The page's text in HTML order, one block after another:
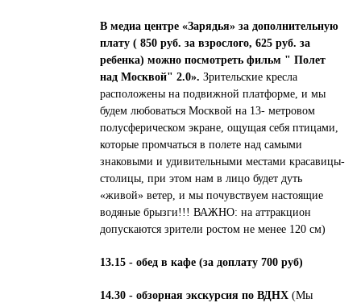
В медиа центре «Зарядья» за дополнительную
плату ( 850 руб. за взрослого, 625 руб. за
ребенка) можно посмотреть фильм " Полет
над Москвой" 2.0». Зрительские кресла
расположены на подвижной платформе, и мы
будем любоваться Москвой на 13- метровом
полусферическом экране, ощущая себя птицами,
которые промчаться в полете над самыми
знаковыми и удивительными местами красавицы-
столицы, при этом нам в лицо будет дуть
«живой» ветер, и мы почувствуем настоящие
водяные брызги!!! ВАЖНО: на аттракцион
допускаются зрители ростом не менее 120 см)
13.15 - обед в кафе (за доплату 700 руб)
14.30 - обзорная экскурсия по ВДНХ (Мы